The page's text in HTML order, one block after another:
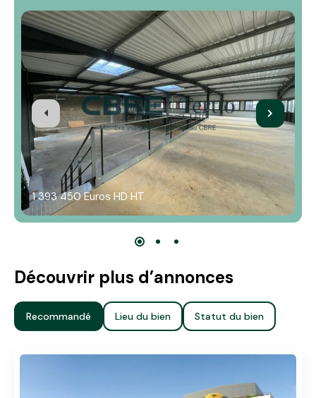
1 393 450 Euros HD HT
Découvrir plus d’annonces
Recommandé Lieu du bien Statut du bien